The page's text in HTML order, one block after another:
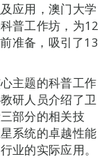
应用，澳门大学
普工作坊，为12
准备，吸引了13
主题的科普工作
研人员介绍了卫
部分的相关技
系统的卓越性能
业的实际应用。